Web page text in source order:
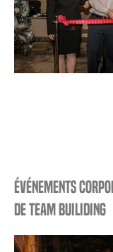
ÉVÉnements
de team builiding